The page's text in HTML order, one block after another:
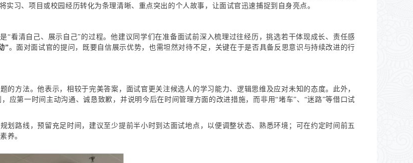
实习、项目或校园经历转化为条理清晰、重点突出的个人故事，让面试官迅速捕捉到自身亮点。
“看清自己、展示自己”的过程。他建议同学们在准备面试前深入梳理过往经历，挑选若干体现成长、责任感
”。面对面试官的提问，既要自信展示优势，也需坦然对待不足，关键在于是否具备反思意识与持续改进的行
的方法。他表示，相较于完美答案，面试官更关注候选人的学习能力、逻辑思维及应对未知的态度。此外，
应第一时间主动沟通、诚恳致歉，并说明今后在时间管理方面的改进措施，而非用“堵车”、“迷路”等借口试
划路线，预留充足时间，建议至少提前半小时到达面试地点，以便调整状态、熟悉环境；可在约定时间前五
养。